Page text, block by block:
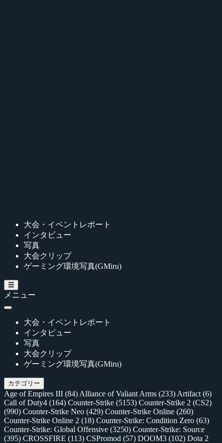
大会・イベントレポート
インタビュー
写真
大会クリップ
ゲーミング環境写真(GMiru)
メニュー
大会・イベントレポート
インタビュー
写真
大会クリップ
ゲーミング環境写真(GMiru)
カテゴリー
Age of Empires III (84) Alliance of Valiant Arms (233) Artifact (6)
Call of Duty4 (164) Counter-Strike (5153) Counter-Strike 2 (CS2)
(990) Counter-Strike Neo (429) Counter-Strike Online (260)
Counter-Strike Online 2 (18) Counter-Strike: Condition Zero (63)
Counter-Strike: Global Offensive (3250) Counter-Strike: Source
(395) CROSSFIRE (113) CSPromod (57) DOOM3 (102) Dota 2